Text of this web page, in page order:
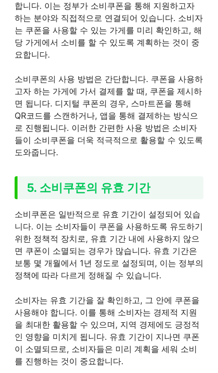
합니다. 이는 정부가 소비쿠폰을 통해 지원하고자
하는 분야와 직접적으로 연결되어 있습니다. 소비자
는 쿠폰을 사용할 수 있는 가게를 미리 확인하고, 해
당 가게에서 소비를 할 수 있도록 계획하는 것이 중
요합니다.
소비쿠폰의 사용 방법은 간단합니다. 쿠폰을 사용하
고자 하는 가게에 가서 결제를 할 때, 쿠폰을 제시하
면 됩니다. 디지털 쿠폰의 경우, 스마트폰을 통해
QR코드를 스캔하거나, 앱을 통해 결제하는 방식으
로 진행됩니다. 이러한 간편한 사용 방법은 소비자
들이 소비쿠폰을 더욱 적극적으로 활용할 수 있도록
도와줍니다.
5. 소비쿠폰의 유효 기간
소비쿠폰은 일반적으로 유효 기간이 설정되어 있습
니다. 이는 소비자들이 쿠폰을 사용하도록 유도하기
위한 정책적 장치로, 유효 기간 내에 사용하지 않으
면 쿠폰이 소멸되는 경우가 많습니다. 유효 기간은
보통 몇 개월에서 1년 정도로 설정되며, 이는 정부의
정책에 따라 다르게 정해질 수 있습니다.
소비자는 유효 기간을 잘 확인하고, 그 안에 쿠폰을
사용해야 합니다. 이를 통해 소비자는 경제적 지원
을 최대한 활용할 수 있으며, 지역 경제에도 긍정적
인 영향을 미치게 됩니다. 유효 기간이 지나면 쿠폰
이 소멸되므로, 소비자들은 미리 계획을 세워 소비
를 진행하는 것이 중요합니다.